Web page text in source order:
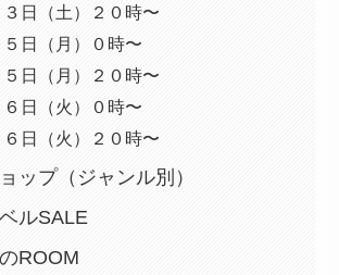
３日（土）２０時〜
５日（月）０時〜
５日（月）２０時〜
６日（火）０時〜
６日（火）２０時〜
ップ（ジャンル別）
ルSALE
ROOM